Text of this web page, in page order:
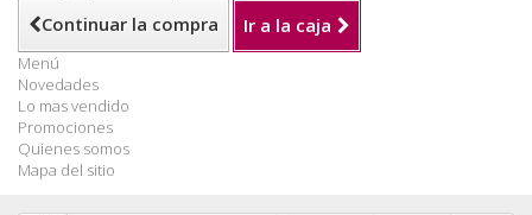
Continuar la compra Ir a la caja
Menú
Novedades
Lo mas vendido
Promociones
Quienes somos
Mapa del sitio